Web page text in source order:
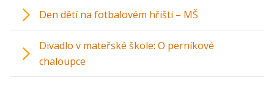
Den dětí na fotbalovém hřišti – MŠ
Divadlo v mateřské škole: O perníkové
chaloupce